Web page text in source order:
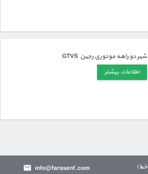
شیر دو راهه موتوری رجین GTVS
اطلاعات بیشتر
09232725181 - ( 8 خط)
info@farasenf.com